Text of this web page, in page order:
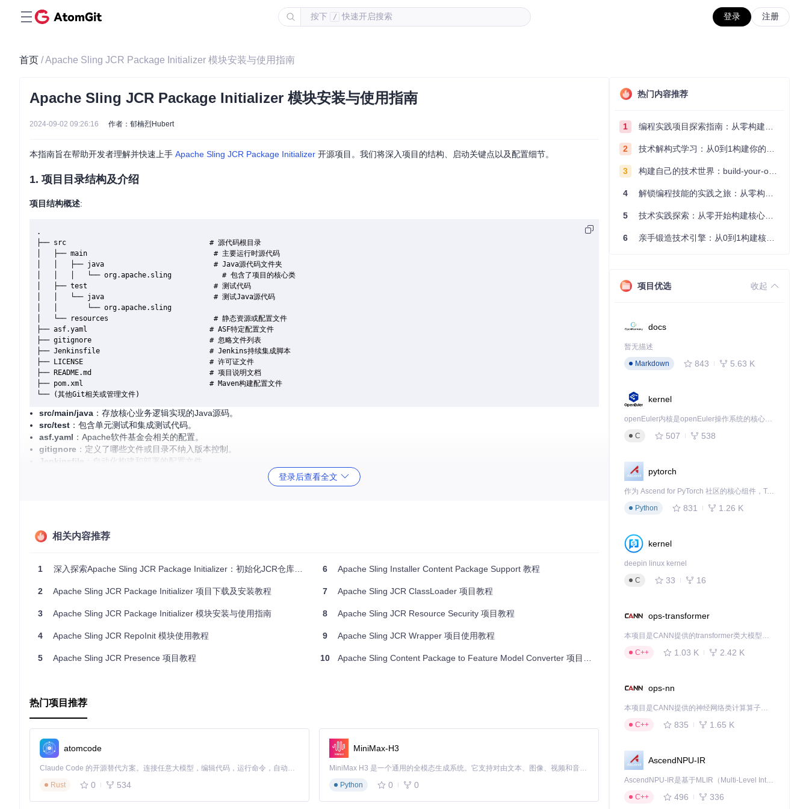
按下 / 快速开启搜索 登录 注册
首页 / Apache Sling JCR Package Initializer 模块安装与使用指南
Apache Sling JCR Package Initializer 模块安装与使用指南
2024-09-02 09:26:16 作者：郁楠烈Hubert
本指南旨在帮助开发者理解并快速上手 Apache Sling JCR Package Initializer 开源项目。我们将深入项目的结构、启动关键点以及配置细节。
1. 项目目录结构及介绍
项目结构概述:
.
├── src                                  # 源代码根目录
│   ├── main                              # 主要运行时源代码
│   │   ├── java                          # Java源代码文件夹
│   │   │   └── org.apache.sling            # 包含了项目的核心类
│   ├── test                              # 测试代码
│   │   └── java                          # 测试Java源代码
│   │       └── org.apache.sling
│   └── resources                         # 静态资源或配置文件
├── asf.yaml                             # ASF特定配置文件
├── gitignore                            # 忽略文件列表
├── Jenkinsfile                          # Jenkins持续集成脚本
├── LICENSE                              # 许可证文件
├── README.md                            # 项目说明文档
├── pom.xml                              # Maven构建配置文件
src/main/java ：存放核心业务逻辑实现的Java源码。
src/test ：包含单元测试和集成测试代码。
asf.yaml ：Apache软件基金会相关的配置。
gitignore ：定义了哪些文件或目录不纳入版本控制。
Jenkinsfile
：自动化构建和部署的配置文件。
: 使用的许可证信息，这里是Apache License Version 2.0。
ng应用的 pom.xml中添加对org.apache.sling:org.apache.sling.jcr.packageinit 的依赖。
3. 项目的配置文件介绍
此模块的配置并非通过单一的传统配置文件完成，而是通过Sling的机制进行，如使用Osgi配置或者通过内容部署扩展来配置ExecutionPlans。执行计划
系统启动时通过OSGi配置管理服务进行注入。
如果你需要特定的配置示例，例如如何在OSGi环境中配置ExecutionPlan，你需要查看Sling的官方文档关于配置管理的部分，或是项目内的示例代码和注
新文档和样例配置。
登录后查看全文
相关内容推荐
1 深入探索Apache Sling JCR Package Initializer：初始化JCR仓库的利器
2 Apache Sling JCR Package Initializer 项目下载及安装教程
3 Apache Sling JCR Package Initializer 模块安装与使用指南
4 Apache Sling JCR RepoInit 模块使用教程
5 Apache Sling JCR Presence 项目教程
6 Apache Sling Installer Content Package Support 教程
7 Apache Sling JCR ClassLoader 项目教程
8 Apache Sling JCR Resource Security 项目教程
9 Apache Sling JCR Wrapper 项目使用教程
10 Apache Sling Content Package to Feature Model Converter 项目下载与安装教程
热门项目推荐
atomcode
Claude Code 的开源替代方案。连接任意大模型，编辑代码，运行命令，自动验证 — 全自动执行。用 Rust 构建，极致性能。 ｜ An open-source alternative to Claude Code. Connect any LLM, edit code, run commands, and verify changes — autonomously. Built in Rust for speed. Get Started
Rust
0 534
MiniMax-H3
MiniMax H3 是一个通用的全模态生成系统。它支持对由文本、图像、视频和音频组成的多模态上下文进行统一理解，并能生成分辨率高达 2K、时长可达 15 秒的带原生立体声音频的视频。得益于面向任务泛化的系统设计，H3 在预训练阶段就已具备广泛的多模态上下文理解与生成能力，能够出色地执行复杂的多模态指令。
Python
0 0
热门内容推荐
1 编程实践项目探索指南：从零构建技术能力体系
2 技术解构式学习：从0到1构建你的编程知识体系
3 构建自己的技术世界：build-your-own-x项目的实践探索指南
4 解锁编程技能的实践之旅：从零构建你的技术世界
5 技术实践探索：从零开始构建核心系统的实践指南
6 亲手锻造技术引擎：从0到1构建核心系统的实践指南
项目优选 收起
docs
暂无描述
Markdown
843 5.63 K
kernel
openEuler内核是openEuler操作系统的核心，既是系统性能与稳定性的基石，也是连接处理器、设备与服务的桥梁。
C
507 538
pytorch
作为 Ascend for PyTorch 社区的核心组件，TorchNPU 是昇腾专为 PyTorch 打造的深度学习适配插件，使 PyTorch 框架能够直接调用昇腾 NPU，为开发者提供昇腾 AI 处理器的超强算力。
Python
831 1.26 K
kernel
deepin linux kernel
C
33 16
ops-transformer
本项目是CANN提供的transformer类大模型算子库，实现网络在NPU上加速计算。
C++
1.03 K 2.42 K
ops-nn
本项目是CANN提供的神经网络类计算算子库，实现网络在NPU上加速计算。
C++
835 1.65 K
AscendNPU-IR
AscendNPU-IR是基于MLIR（Multi-Level Intermediate Representation）构建的，面向昇腾亲和算子编译时使用的中间表示，提供昇腾完备表达能力，通过编译优化提升昇腾AI处理器计算效率，支持通过生态框架使能昇腾AI处理器与深度调优
C++
496 336